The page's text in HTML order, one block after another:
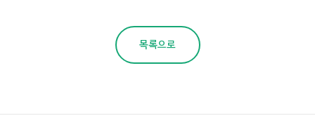
목록으로